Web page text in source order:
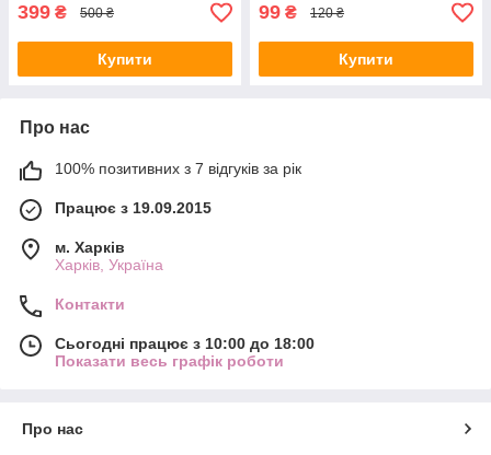
399 ₴ 500 ₴
Купити
99 ₴ 120 ₴
Купити
Про нас
100% позитивних з 7 відгуків за рік
Працює з 19.09.2015
м. Харків
Харків, Україна
Контакти
Сьогодні працює з 10:00 до 18:00
Показати весь графік роботи
Про нас